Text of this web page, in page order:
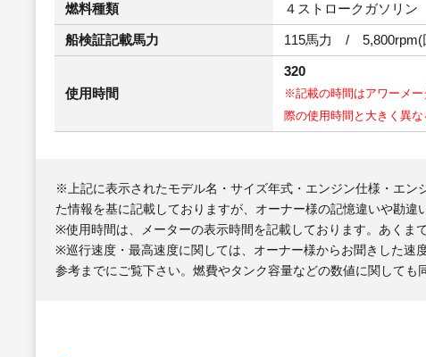
燃料種類 ４ストロークガソリン
船検証記載馬力 115馬力 / 5,800rpm(
使用時間
320
※記載の時間はアワーメー
際の使用時間と大きく異
※上記に表示されたモデル名・サイズ年式・エンジン仕様・エ
た情報を基に記載しておりますが、オーナー様の記憶違いや勘
※使用時間は、メーターの表示時間を記載しております。あくま
※巡行速度・最高速度に関しては、オーナー様からお聞きした速
参考までにご覧下さい。燃費やタンク容量などの数値に関しても